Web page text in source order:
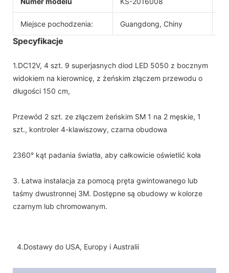
Miejsce pochodzenia: Guangdong, Chiny
Specyfikacje
1.DC12V, 4 szt. 9 superjasnych diod LED 5050 z bocznym
widokiem na kierownicę, z żeńskim złączem przewodu o
długości 150 cm,
Przewód 2 szt. ze złączem żeńskim SM 1 na 2 męskie, 1
szt., kontroler 4-klawiszowy, czarna obudowa
2360° kąt padania światła, aby całkowicie oświetlić koła
3. Łatwa instalacja za pomocą pręta gwintowanego lub
taśmy dwustronnej 3M. Dostępne są obudowy w kolorze
czarnym lub chromowanym.
4.Dostawy do USA, Europy i Australii